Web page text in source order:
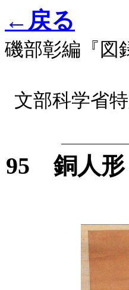
←戻る
磯部彰編『
文部科学省
95 銅人